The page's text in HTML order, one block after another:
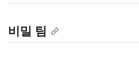
비밀 팀